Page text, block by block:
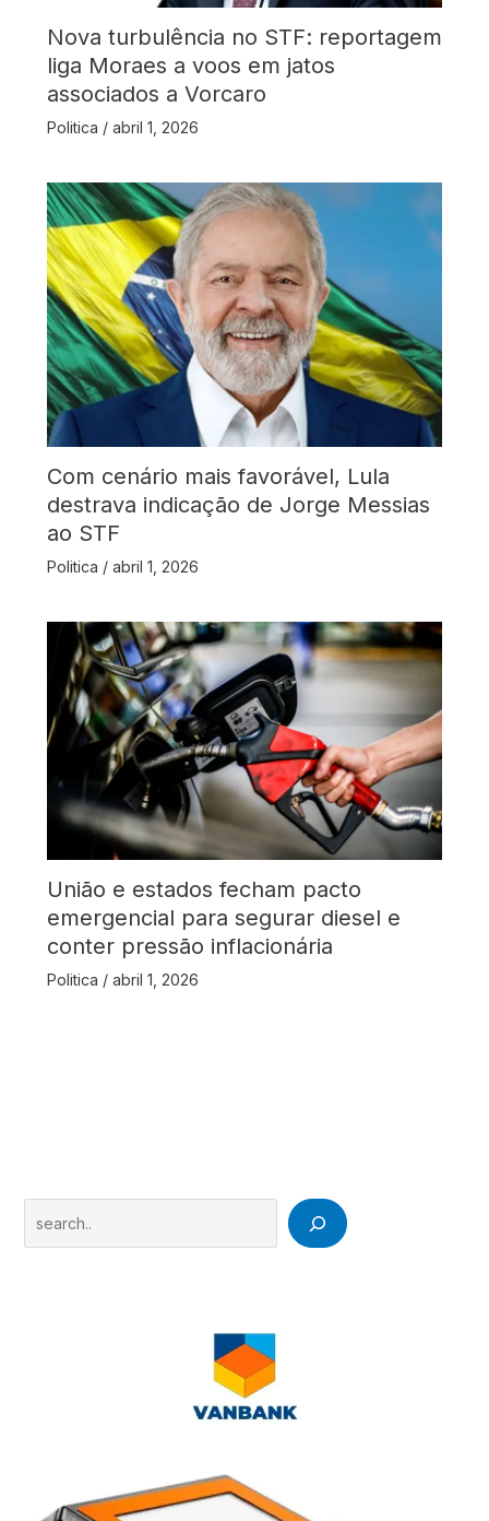
Nova turbulência no STF: reportagem
liga Moraes a voos em jatos
associados a Vorcaro
Politica / abril 1, 2026
Com cenário mais favorável, Lula
destrava indicação de Jorge Messias
ao STF
Politica / abril 1, 2026
União e estados fecham pacto
emergencial para segurar diesel e
conter pressão inflacionária
Politica / abril 1, 2026